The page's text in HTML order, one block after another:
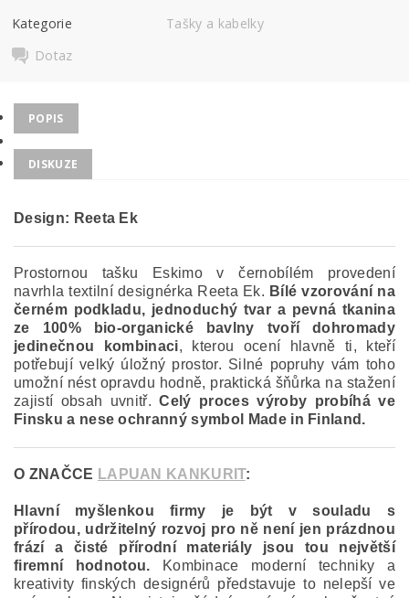
Kategorie
Tašky a kabelky
Dotaz
POPIS
DISKUZE
Design: Reeta Ek
Prostornou tašku Eskimo v černobílém provedení
navrhla textilní designérka Reeta Ek. Bílé vzorování na
černém podkladu, jednoduchý tvar a pevná tkanina
ze 100% bio-organické bavlny tvoří dohromady
jedinečnou kombinaci, kterou ocení hlavně ti, kteří
potřebují velký úložný prostor. Silné popruhy vám toho
umožní nést opravdu hodně, praktická šňůrka na stažení
zajistí obsah uvnitř.Celý proces výroby probíhá ve
Finsku a nese ochranný symbol Made in Finland.
O ZNAČCE LAPUAN KANKURIT:
Hlavní myšlenkou firmy je být v souladu s
přírodou, udržitelný rozvoj pro ně není jen prázdnou
frází a čisté přírodní materiály jsou tou největší
firemní hodnotou.
Kombinace moderní techniky a
kreativity finských designérů představuje to nelepší ve